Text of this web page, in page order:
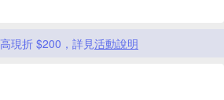
現折 $200，詳見活動說明